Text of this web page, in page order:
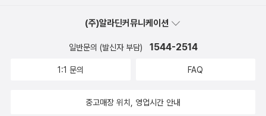
이어진다. 톰 웨이츠는 짐 자무쉬와 영화 작업을 함께 했다고 한다. 그
러면 짐 자무쉬는 누군가. 출생 1953년 1월 22일 미국데뷔 1980
원대상 1993년 제 46회 칸영화제 단편영화상 (출처: 네이
대사처럼. 나 또한 악어의 목을 한참 조르고 난 후에 이 페이퍼를 쓴
다.먼저, 의례적인 영화 줄거리를 이미지들과 함께 옮겨온다. 영화는
dise)'이란 소제목으로 나뉘어진다. -뉴욕 빈민가의 낡은 아파트에
게 된 윌리는 처음엔 그녀를 성가셔 하지만 10일이 지나 에바가 떠날
(주)알라딘커뮤니케이션
일반문의 (발신자 부담) 1544-2514
1:1 문의 FAQ
중고매장 위치, 영업시간 안내